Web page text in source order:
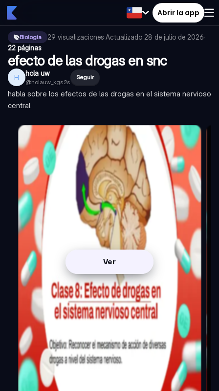
Abrir la app
Biología 29 visualizaciones·Actualizado 28 de julio de 2026·
22 páginas
efecto de las drogas en snc
H hola uw
@holauw_kgs2s
Seguir
habla sobre los efectos de las drogas en el sistema nervioso
central
Ver